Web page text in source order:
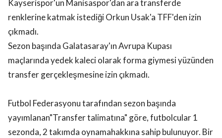
Kayserispor'un Manisaspor'dan ara transferde
renklerine katmak istediği Orkun Usak'a TFF'den izin
çıkmadı.
Sezon başında Galatasaray'ın Avrupa Kupası
maçlarında yedek kaleci olarak forma giymesi yüzünden
transfer gerçekleşmesine izin çıkmadı.
Futbol Federasyonu tarafından sezon başında
yayımlanan"Transfer talimatına" göre, futbolcular 1
sezonda, 2 takımda oynamahakkına sahip bulunuyor. Bir